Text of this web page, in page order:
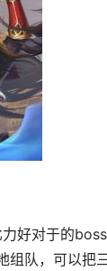
组队，可以把